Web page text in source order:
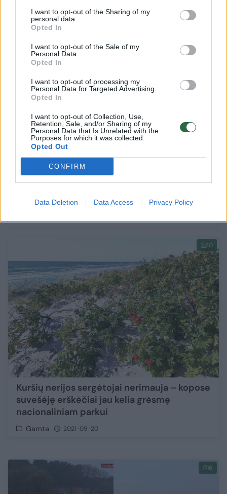
I want to opt-out of the Sharing of my
personal data.
Opted In
I want to opt-out of the Sale of my
Personal Data.
Opted In
I want to opt-out of processing my
Personal Data for Targeted Advertising.
Opted In
I want to opt-out of Collection, Use,
Retention, Sale, and/or Sharing of my
Personal Data that Is Unrelated with the
Purposes for which it was collected.
Opted Out
CONFIRM
Data Deletion Data Access Privacy Policy
Gamta
laiptai: senieji bus demontuoti
10
Kuršių nerijos sergėtojai nerimauja – kopose
suvešėję erškėčiai jau kelia grėsmę
nacionaliniam parkui
Gamta 2021-09-20
6